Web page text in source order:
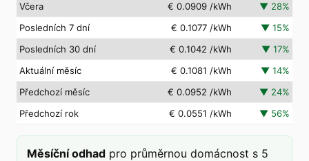
Včera
€ 0.0909 /kWh ▼ 28%
Posledních 7 dní
€ 0.1077 /kWh ▼ 15%
Posledních 30 dní
€ 0.1042 /kWh ▼ 17%
Aktuální měsíc
€ 0.1081 /kWh ▼ 14%
Předchozí měsíc
€ 0.0952 /kWh ▼ 24%
Předchozí rok
€ 0.0551 /kWh ▼ 56%
Měsíční odhad pro průměrnou domácnost s 5